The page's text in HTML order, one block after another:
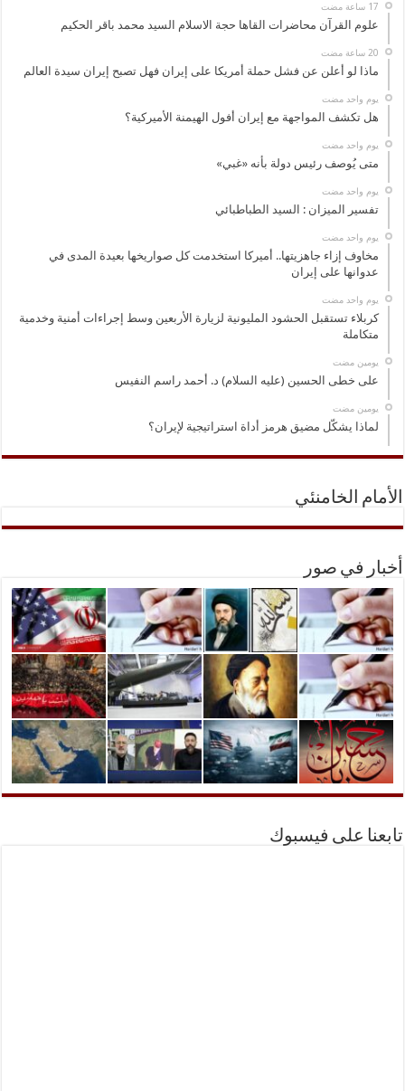
علوم القرآن محاضرات القاها حجة الاسلام السيد محمد باقر الحكيم
ماذا لو أعلن عن فشل حملة أمريكا على إيران فهل تصبح إيران سيدة العالم
‏يوم واحد مضت
هل تكشف المواجهة مع إيران أفول الهيمنة الأميركية؟
‏يوم واحد مضت
متى يُوصف رئيس دولة بأنه «غبي»
‏يوم واحد مضت
تفسير الميزان : السيد الطباطبائي
‏يوم واحد مضت
مخاوف إزاء جاهزيتها.. أميركا استخدمت كل صواريخها بعيدة المدى في
عدوانها على إيران
‏يوم واحد مضت
كربلاء تستقبل الحشود المليونية لزيارة الأربعين وسط إجراءات أمنية وخدمية
متكاملة
‏يومين مضت
على خطى الحسين (عليه السلام) د. أحمد راسم النفيس
‏يومين مضت
لماذا يشكّل مضيق هرمز أداة استراتيجية لإيران؟
الأمام الخامنئي
أخبار في صور
تابعنا على فيسبوك